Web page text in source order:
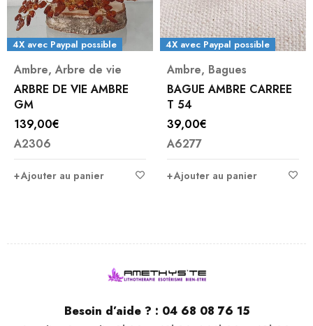
4X avec Paypal possible
Ambre, Arbre de vie
ARBRE DE VIE AMBRE
GM
139,00€
A2306
Ajouter au panier
4X avec Paypal possible
Ambre, Bagues
BAGUE AMBRE CARREE
T 54
39,00€
A6277
Ajouter au panier
Besoin d’aide ? : 04 68 08 76 15